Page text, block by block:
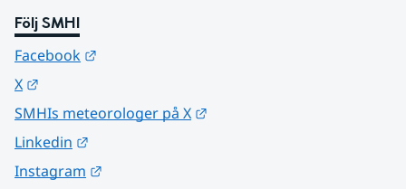
Följ SMHI
Facebook
X
SMHIs meteorologer på X
Linkedin
Instagram